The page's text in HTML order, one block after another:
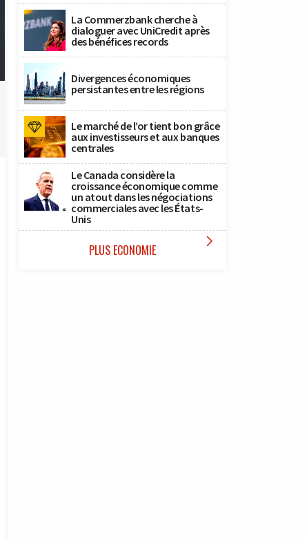
La Commerzbank cherche à
dialoguer avec UniCredit après
des bénéfices records
Divergences économiques
persistantes entre les régions
Le marché de l’or tient bon grâce
aux investisseurs et aux banques
centrales
Le Canada considère la
croissance économique comme
un atout dans les négociations
commerciales avec les États-
Unis
PLUS ECONOMIE 